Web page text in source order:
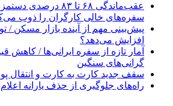
عقب‌ماندگی ۶۸ تا ۸۳
سفره‌های خالی کارگران را ذوب
پیش‌بینی مهم از آینده بازار مسکن /
افزایش می‌دهد؟
آمار تازه از سفره ایرانی‌ها / کاهش
گرانی‌های سنگین
سقف جدید کارت به کارت و انتقال
راه‌های جلوگیری از حذف یارانه